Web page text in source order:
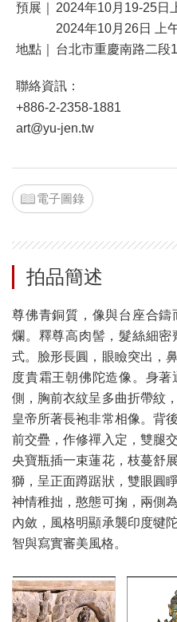
預展｜
2024年10月19-25日
2024年10月26日 上
地點｜
台北市重慶南路二段
聯絡資訊：
+886-2-2358-1881
art@yu-jen.tw
電子圖錄
拍品簡述
尊佛青銅質，像與台座合
爛。釋尊高肉髻，髮絲細
式。臉形長圓，眼瞼突出，
度貴霜王朝佛陀造像。身
側，胸前衣紋呈多曲折帶紋
皇帝所著長袍非常相像。背
前交疊，作修禪入定，雙腿
央寶瓶插一束蓮花，枝蔓舒
獅，呈正面蹲踞狀，雙眼圓
神情稚拙，憨態可掬，兩側
內斂，風格明顯承襲印度犍
智與寫實審美風格。